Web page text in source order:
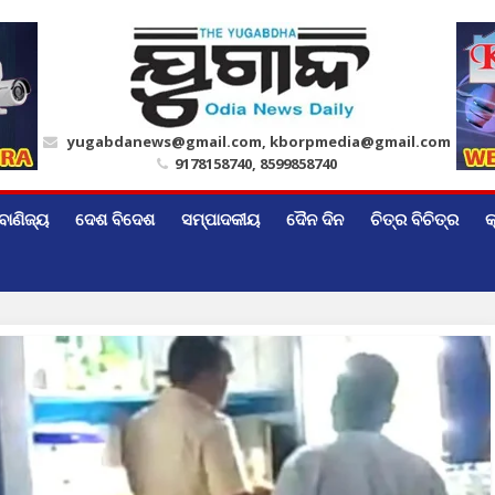
yugabdanews@gmail.com, kborpmedia@gmail.com
9178158740, 8599858740
ଦେଶ ବିଦେଶ ସମ୍ପାଦକୀୟ ଦୈନ ଦିନ ଚିତ୍ର ବିଚିତ୍ର